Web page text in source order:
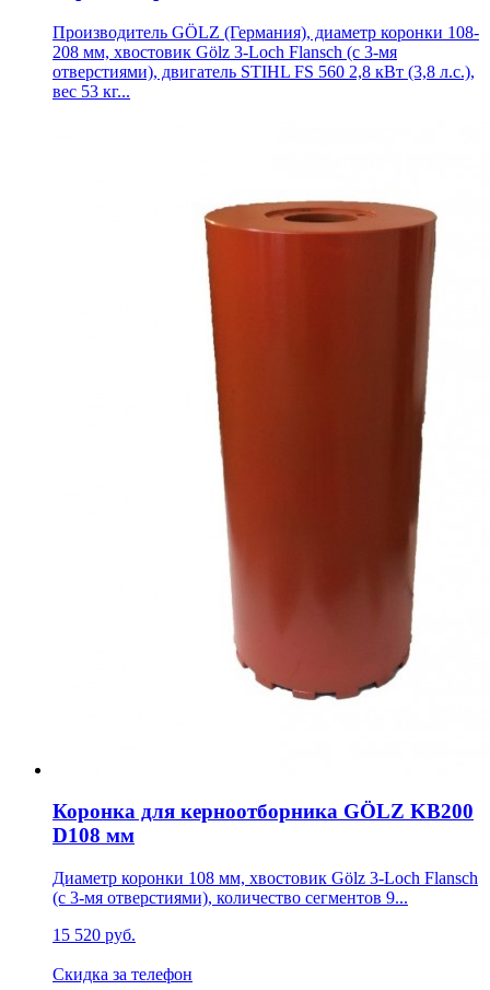
Производитель GÖLZ (Германия), диаметр коронки 108-
208 мм, хвостовик Gölz 3-Loch Flansch (с 3-мя
отверстиями), двигатель STIHL FS 560 2,8 кВт (3,8 л.с.),
вес 53 кг...
Коронка для керноотборника GÖLZ KB200
D108 мм
Диаметр коронки 108 мм, хвостовик Gölz 3-Loch Flansch
(с 3-мя отверстиями), количество сегментов 9...
15 520 руб.
Скидка за телефон